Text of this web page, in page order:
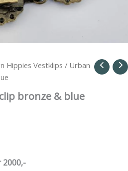
Hippies Vestklips / Urban
bronze & blue